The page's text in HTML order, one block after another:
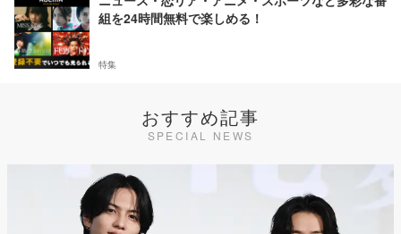
組を24時間無料で楽しめる！
特集
おすすめ記事
SPECIAL NEWS